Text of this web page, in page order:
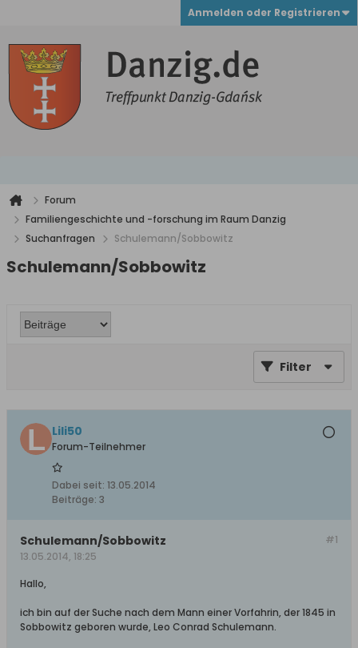
Anmelden oder Registrieren
Forum
Familiengeschichte und -forschung im Raum Danzig
Suchanfragen
Schulemann/Sobbowitz
Schulemann/Sobbowitz
Filter
Lili50
Forum-Teilnehmer
Dabei seit: 13.05.2014
Beiträge: 3
#1
Schulemann/Sobbowitz
13.05.2014, 18:25
Hallo,
ich bin auf der Suche nach dem Mann einer Vorfahrin, der 1845 in
Sobbowitz geboren wurde, Leo Conrad Schulemann.